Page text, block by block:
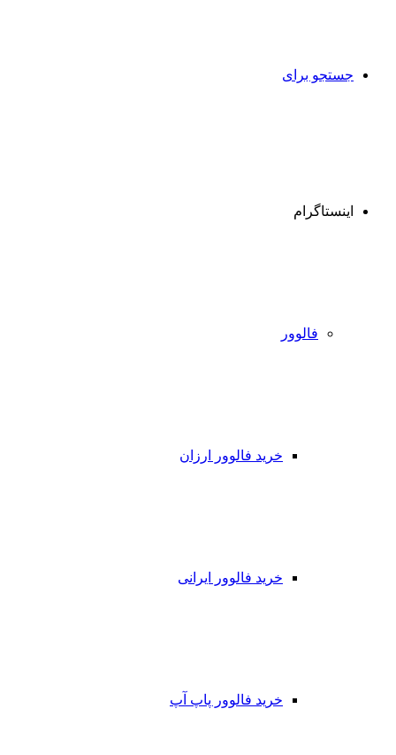
جستجو برای
اینستاگرام
فالوور
خرید فالوور ارزان
خرید فالوور ایرانی
خرید فالوور پاپ آپ